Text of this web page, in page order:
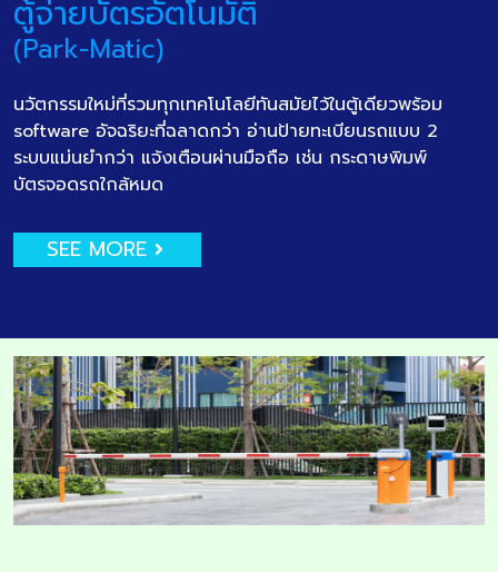
ตู้จ่ายบัตรอัตโนมัติ
(Park-Matic)
นวัตกรรมใหม่ที่รวมทุกเทคโนโลยีทันสมัยไว้ในตู้เดียวพร้อม
software อัจฉริยะที่ฉลาดกว่า อ่านป้ายทะเบียนรถแบบ 2
ระบบแม่นยำกว่า แจ้งเตือนผ่านมือถือ เช่น กระดาษพิมพ์
บัตรจอดรถใกล้หมด
SEE MORE